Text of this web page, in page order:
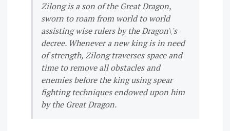
Zilong is a son of the Great Dragon,
sworn to roam from world to world
assisting wise rulers by the Dragon\'s
decree. Whenever a new king is in need
of strength, Zilong traverses space and
time to remove all obstacles and
enemies before the king using spear
fighting techniques endowed upon him
by the Great Dragon.